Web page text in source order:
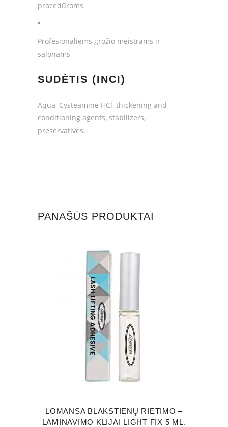
procedūroms
Profesionaliems grožio meistrams ir
salonams
SUDĖTIS (INCI)
Aqua, Cysteamine HCl, thickening and
conditioning agents, stabilizers,
preservatives.
PANAŠŪS PRODUKTAI
LOMANSA BLAKSTIENŲ RIETIMO –
LAMINAVIMO KLIJAI LIGHT FIX 5 ML.